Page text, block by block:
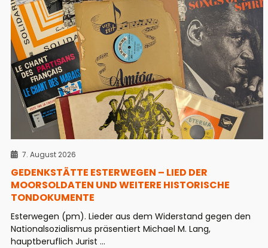
7. August 2026
GEDENKSTÄTTE ESTERWEGEN – LIED DER
MOORSOLDATEN UND WEITERE HISTORISCHE
TONDOKUMENTE
Esterwegen (pm). Lieder aus dem Widerstand gegen den
Nationalsozialismus präsentiert Michael M. Lang,
hauptberuflich Jurist ...